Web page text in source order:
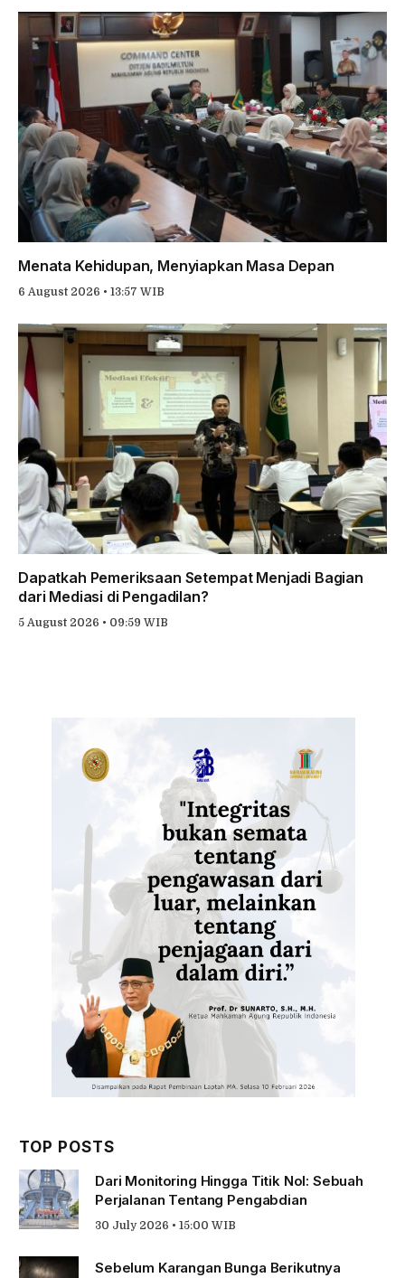
Menata Kehidupan, Menyiapkan Masa Depan
6 August 2026 • 13:57 WIB
Dapatkah Pemeriksaan Setempat Menjadi Bagian
dari Mediasi di Pengadilan?
5 August 2026 • 09:59 WIB
TOP POSTS
Dari Monitoring Hingga Titik Nol: Sebuah
Perjalanan Tentang Pengabdian
30 July 2026 • 15:00 WIB
Sebelum Karangan Bunga Berikutnya